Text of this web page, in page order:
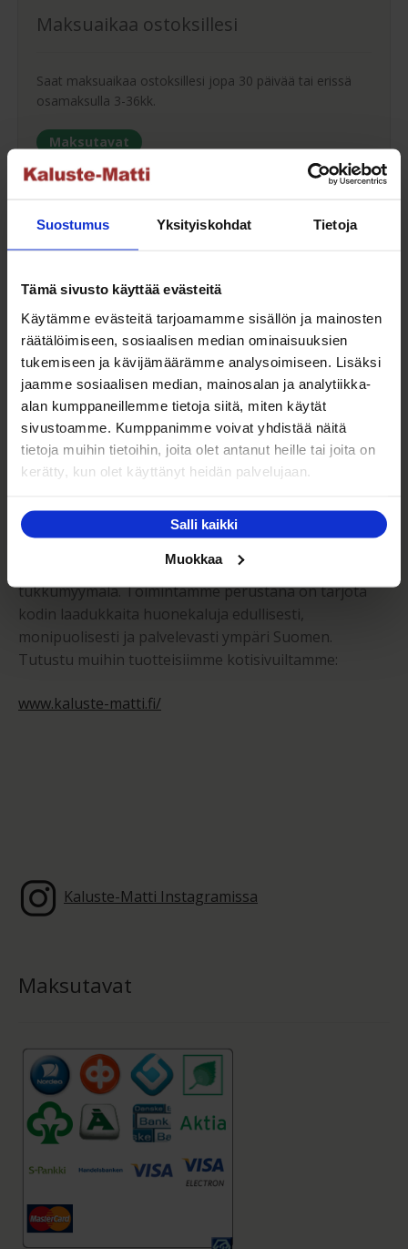
Suostumus Yksityiskohdat Tietoja
Tämä sivusto käyttää evästeitä
Käytämme evästeitä tarjoamamme sisällön ja mainosten
räätälöimiseen, sosiaalisen median ominaisuuksien
tukemiseen ja kävijämäärämme analysoimiseen. Lisäksi
jaamme sosiaalisen median, mainosalan ja analytiikka-
alan kumppaneillemme tietoja siitä, miten käytät
sivustoamme. Kumppanimme voivat yhdistää näitä
tietoja muihin tietoihin, joita olet antanut heille tai joita on
kerätty, kun olet käyttänyt heidän palvelujaan.
Salli kaikki
Muokkaa
Maksuaikaa ostoksillesi
Saat maksuaikaa ostoksillesi jopa 30 päivää tai erissä
osamaksulla 3-36kk.
Maksutavat
Oma turvallinen kuljetus
Kaluste-Matin oma kuljetus on turvallinen tapa
tuotteiden toimitukseen. Saat varmemmin tuotteet
ehjänä perille - ja vieläpä sisäänkannettuna!
Kuljetuksen hinta Suomessa alk. 59€!
Kaluste-Matti Oy
perustettu huonekalujen vähittäis- sekä
tukkumyymälä. Toimintamme perustana on tarjota
kodin laadukkaita huonekaluja edullisesti,
monipuolisesti ja palvelevasti ympäri Suomen.
Tutustu muihin tuotteisiimme kotisivuiltamme:
www.kaluste-matti.fi/
Kaluste-Matti Instagramissa
Maksutavat